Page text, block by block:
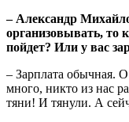
– Александр
организовывать, то
пойдет? Или у вас
– Зарплата обычная.
много, никто из нас
тяни! И тянули. А